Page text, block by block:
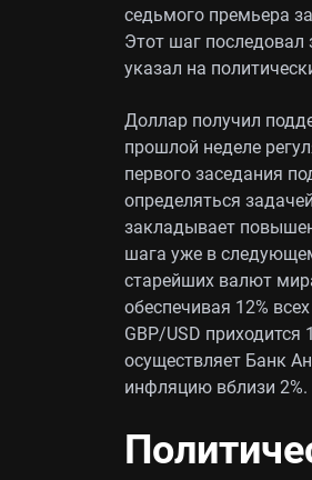
седьмого премьера
Этот шаг
указал на
Доллар получил
прошлой неделе
первого заседания
определяться
закладывает
шага уже в
старейших валют
обеспечивая 12%
GBP/USD
осуществляет Банк
инфляцию вблизи 2%.